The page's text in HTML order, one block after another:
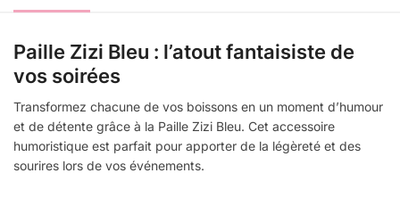
Paille Zizi Bleu : l’atout fantaisiste de
vos soirées
Transformez chacune de vos boissons en un moment d’humour
et de détente grâce à la Paille Zizi Bleu. Cet accessoire
humoristique est parfait pour apporter de la légèreté et des
sourires lors de vos événements.